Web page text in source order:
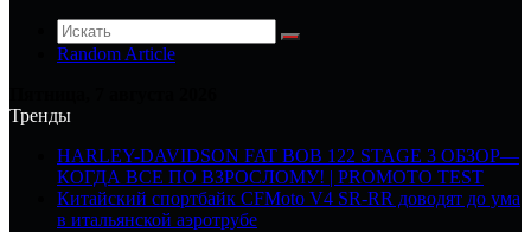
Random Article
Тренды
HARLEY-DAVIDSON FAT BOB 122 STAGE 3 ОБЗОР—
КОГДА ВСЕ ПО ВЗРОСЛОМУ! | PROMOTO TEST
Китайский спортбайк CFMoto V4 SR-RR доводят до ума
в итальянской аэротрубе